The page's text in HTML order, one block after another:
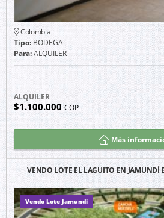
Colombia
Tipo:BODEGA
Para:ALQUILER
ALQUILER
$1.100.000COP
Más
VENDO LOTE EL LAGUITO EN JAMUNDÍ
Vendo Lote Jamundi